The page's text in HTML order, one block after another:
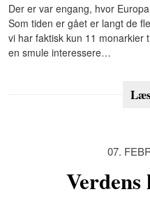
Der er var engang, hvor
Som tiden er gået er langt de
vi har faktisk kun 11 monarkier
en smule interessere…
07.